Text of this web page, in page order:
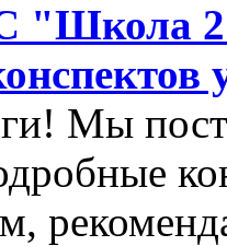
"Школа
Мы